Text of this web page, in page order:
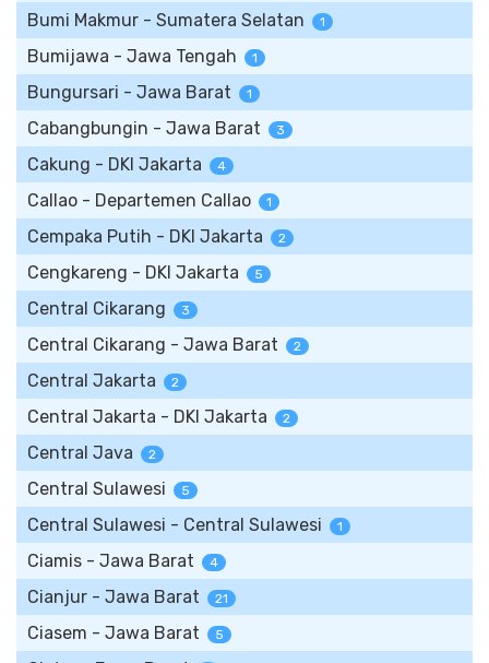
Bumi Makmur - Sumatera Selatan 1
Bumijawa - Jawa Tengah 1
Bungursari - Jawa Barat 1
Cabangbungin - Jawa Barat 3
Cakung - DKI Jakarta 4
Callao - Departemen Callao 1
Cempaka Putih - DKI Jakarta 2
Cengkareng - DKI Jakarta 5
Central Cikarang 3
Central Cikarang - Jawa Barat 2
Central Jakarta 2
Central Jakarta - DKI Jakarta 2
Central Java 2
Central Sulawesi 5
Central Sulawesi - Central Sulawesi 1
Ciamis - Jawa Barat 4
Cianjur - Jawa Barat 21
Ciasem - Jawa Barat 5